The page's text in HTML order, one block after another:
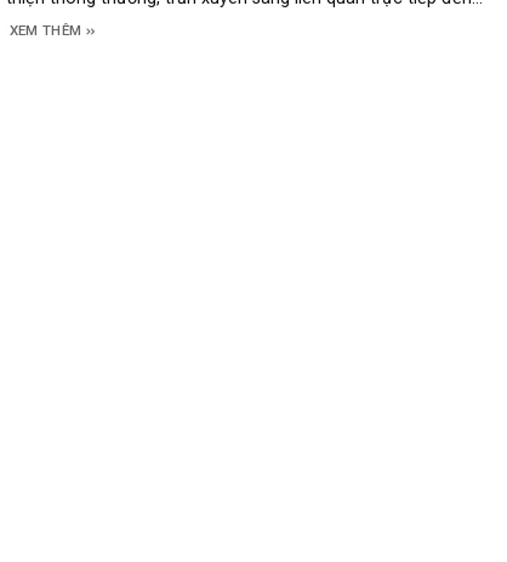
ánh sáng, kết cấu trần và hệ điện phía trên. Nếu khâu chuẩn
XEM THÊM